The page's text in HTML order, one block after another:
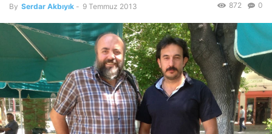
By Serdar Akbıyık - 9 Temmuz 2013 0
872